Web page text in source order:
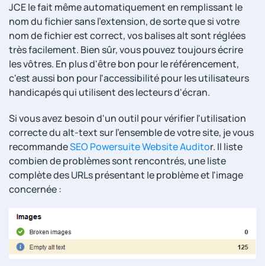
JCE le fait même automatiquement en remplissant le
nom du fichier sans l'extension, de sorte que si votre
nom de fichier est correct, vos balises alt sont réglées
très facilement. Bien sûr, vous pouvez toujours écrire
les vôtres. En plus d'être bon pour le référencement,
c'est aussi bon pour l'accessibilité pour les utilisateurs
handicapés qui utilisent des lecteurs d'écran.
Si vous avez besoin d'un outil pour vérifier l'utilisation
correcte du alt-text sur l'ensemble de votre site, je vous
recommandeSEO Powersuite Website Auditor. Il liste
combien de problèmes sont rencontrés, une liste
complète des URLs présentant le problème et l'image
concernée :